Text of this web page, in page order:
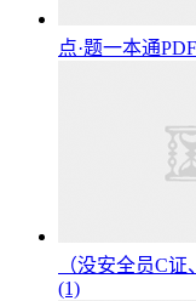
点·题一本通
（没安全员C
(1)